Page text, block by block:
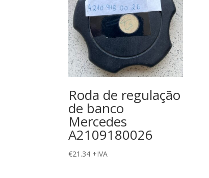
Roda de regulação
de banco
Mercedes
A2109180026
€21.34 +IVA